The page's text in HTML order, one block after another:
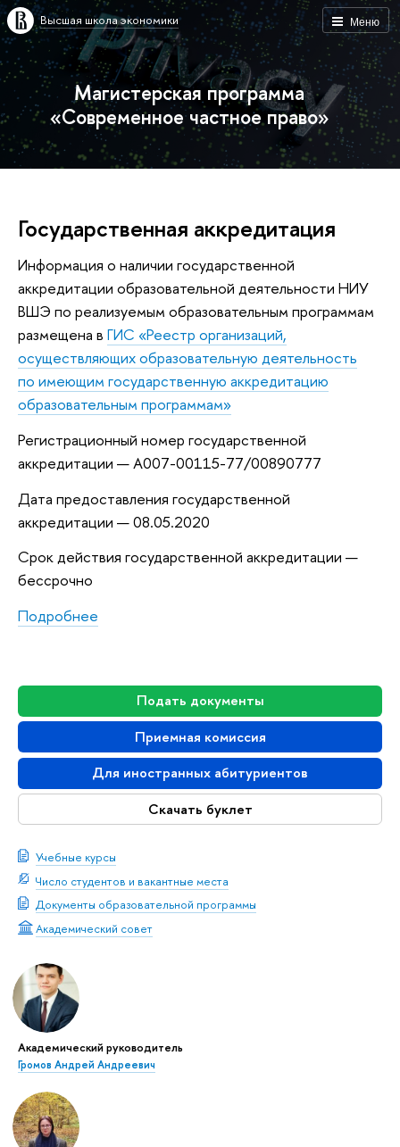
Меню
Высшая школа экономики
Магистерская программа
«Современное частное право»
Подать документы
Приемная комиссия
Для иностранных абитуриентов
Скачать буклет
Учебные курсы
Число студентов и вакантные места
Документы образовательной программы
Академический совет
Академический руководитель
Громов Андрей Андреевич
Государственная аккредитация
Информация о наличии государственной
аккредитации образовательной деятельности НИУ
ВШЭ по реализуемым образовательным программам
размещена в ГИС «Реестр организаций,
осуществляющих образовательную деятельность
по имеющим государственную аккредитацию
образовательным программам»
Регистрационный номер государственной
аккредитации — А007-00115-77/00890777
Дата предоставления государственной
аккредитации — 08.05.2020
Срок действия государственной аккредитации —
бессрочно
Подробнее